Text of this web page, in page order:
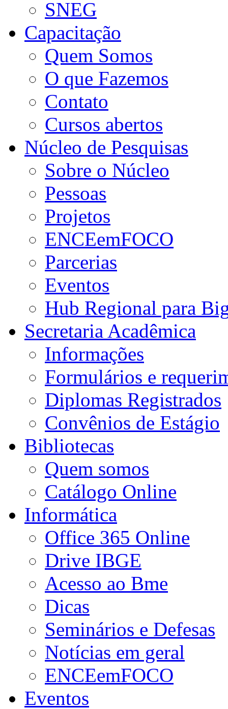
SNEG
Capacitação
Quem Somos
O que Fazemos
Contato
Cursos abertos
Núcleo de Pesquisas
Sobre o Núcleo
Pessoas
Projetos
ENCEemFOCO
Parcerias
Eventos
Hub Regional para
Secretaria Acadêmica
Informações
Formulários e
Diplomas Registrados
Convênios de Estágio
Bibliotecas
Quem somos
Catálogo Online
Informática
Office 365 Online
Drive IBGE
Acesso ao Bme
Dicas
Seminários e Defesas
Notícias em geral
ENCEemFOCO
Eventos